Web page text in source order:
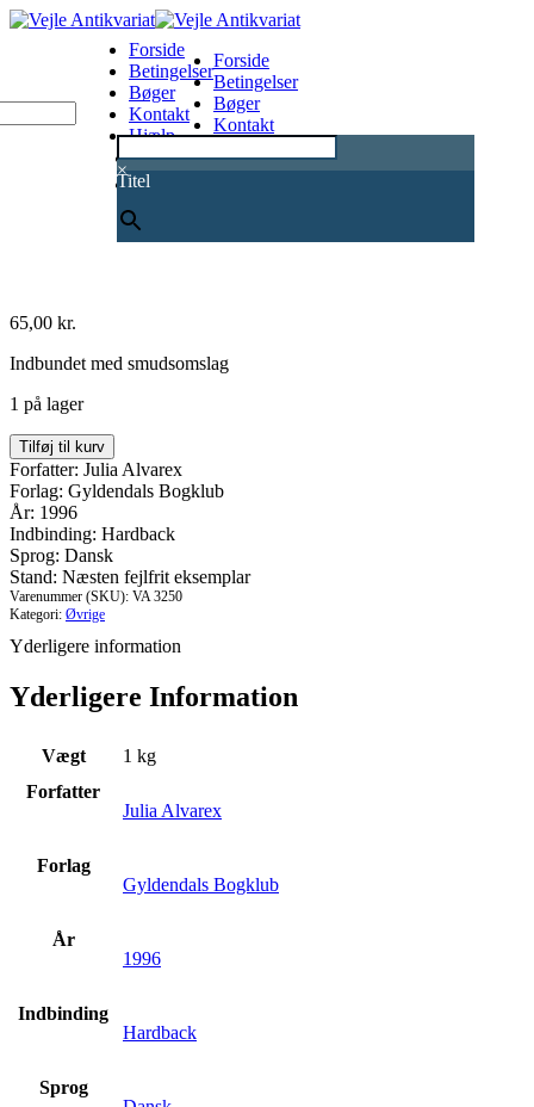
×
Titel
Forside
Betingelser
Bøger
Kontakt
Hjælp
0
Forside
Betingelser
Bøger
Kontakt
65,00 kr.
Indbundet med smudsomslag
1 på lager
I
sommerfuglenes
tid
antal
Tilføj til kurv
Forfatter: Julia Alvarex
Forlag: Gyldendals Bogklub
År: 1996
Indbinding: Hardback
Sprog: Dansk
Stand: Næsten fejlfrit eksemplar
Varenummer (SKU): VA 3250
Kategori: Øvrige
Yderligere information
Yderligere Information
Vægt
1 kg
Forfatter
Julia Alvarex
Forlag
Gyldendals Bogklub
År
1996
Indbinding
Hardback
Sprog